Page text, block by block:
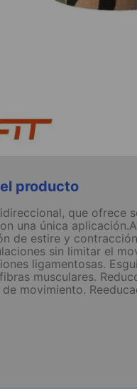
producto
que ofrece
una única
de estire y
sin limitar el
ligamentosas.
musculares.
movimiento.